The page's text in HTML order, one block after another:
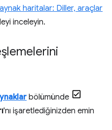
haritalar: Diller, araçlar
inceleyin.
bölümünde
'nı işaretlediğinizden emin